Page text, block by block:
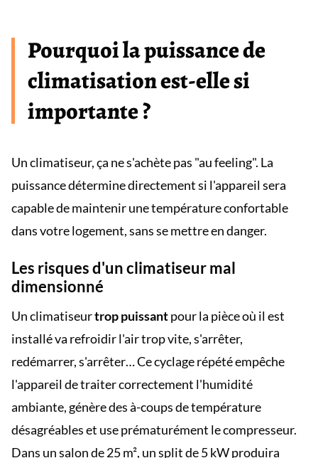
Pourquoi la puissance de
climatisation est-elle si
importante ?
Un climatiseur, ça ne s'achète pas "au feeling". La
puissance détermine directement si l'appareil sera
capable de maintenir une température confortable
dans votre logement, sans se mettre en danger.
Les risques d'un climatiseur mal
dimensionné
Un climatiseurtrop puissantpour la pièce où il est
installé va refroidir l'air trop vite, s'arrêter,
redémarrer, s'arrêter… Ce cyclage répété empêche
l'appareil de traiter correctement l'humidité
ambiante, génère des à-coups de température
désagréables et use prématurément le compresseur.
Dans un salon de 25 m², un split de 5 kW produira